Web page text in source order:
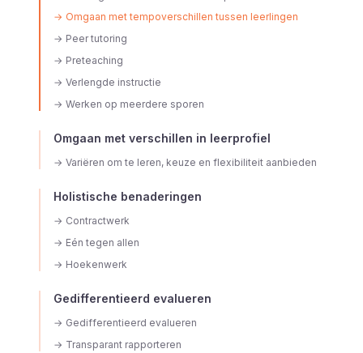
→ Omgaan met tempoverschillen tussen leerlingen
→ Peer tutoring
→ Preteaching
→ Verlengde instructie
→ Werken op meerdere sporen
Omgaan met verschillen in leerprofiel
→ Variëren om te leren, keuze en flexibiliteit aanbieden
Holistische benaderingen
→ Contractwerk
→ Eén tegen allen
→ Hoekenwerk
Gedifferentieerd evalueren
→ Gedifferentieerd evalueren
→ Transparant rapporteren